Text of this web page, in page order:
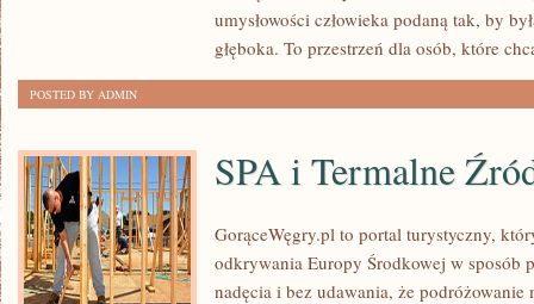
umysłowości człowieka podaną tak, by
głęboka. To przestrzeń dla osób, które
POSTED BY ADMIN
SPA i Termalne
GorąceWęgry.pl to portal turystyczny,
odkrywania Europy Środkowej w sposób
nadęcia i bez udawania, że podróżowanie